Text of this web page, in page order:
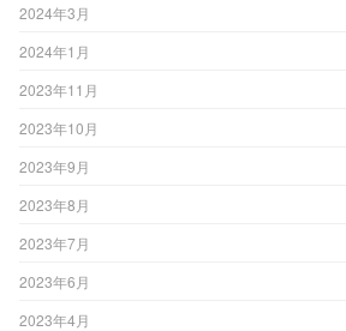
2024年3月
2024年1月
2023年11月
2023年10月
2023年9月
2023年8月
2023年7月
2023年6月
2023年4月